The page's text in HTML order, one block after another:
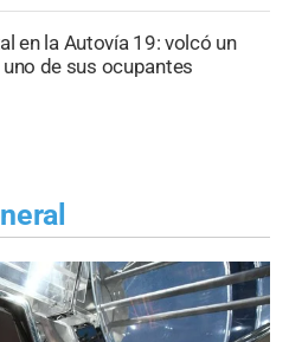
en la Autovía 19: volcó un
de sus ocupantes